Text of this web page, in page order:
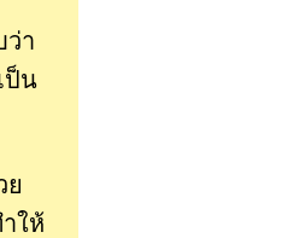
ว่า
ป็น
ย
ให้